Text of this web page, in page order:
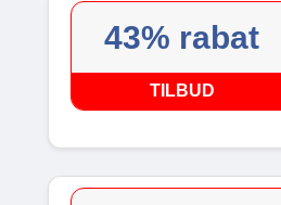
43% rabat
TILBUD